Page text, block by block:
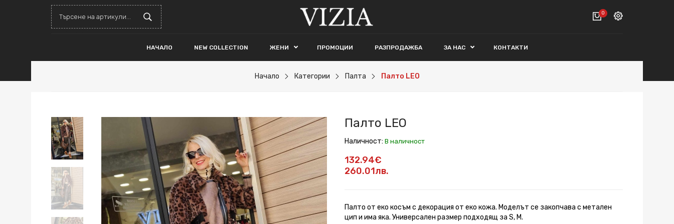
0
ВАШАТА КОЛИЧКА Е ПРАЗНА.
НАЧАЛО NEW COLLECTION ЖЕНИ ПРОМОЦИИ РАЗПРОДАЖБА ЗА НАС КОНТАКТИ
Начало Категории Палта Палто LEO
Палто LEO
Наличност: В наличност
132.94€
260.01лв.
Палто от еко косъм с декорация от еко кожа. Моделът се закопчава с метален
цип и има яка. Универсален размер подходящ за S, M.